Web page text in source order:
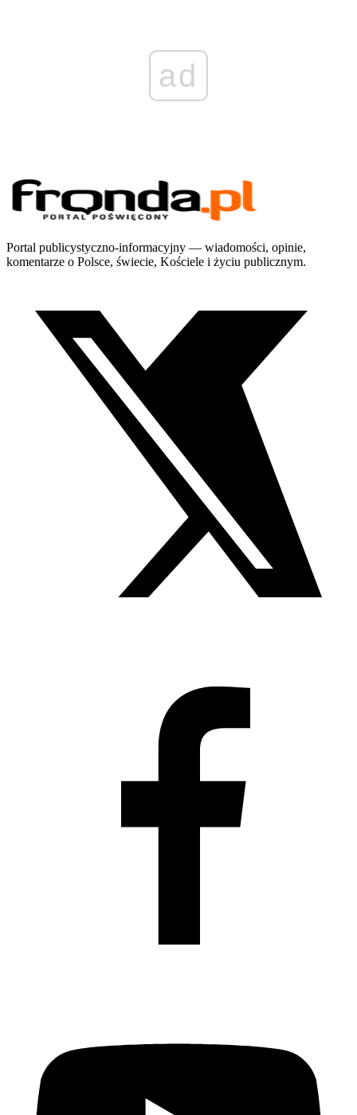
ad
Portal publicystyczno-informacyjny — wiadomości, opinie,
komentarze o Polsce, świecie, Kościele i życiu publicznym.